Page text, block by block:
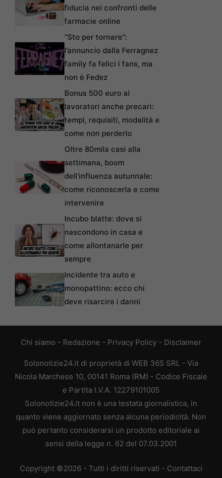
fiducia nei confronti delle
farmacie online
“Sto per tornare”:
l’annuncio dalla Ferragnez
family fa felici i fans, ma
non è Fedez
Bonus 500 euro ai
lavoratori anche precari:
tempi, requisiti, modalità e
come non perderlo
Oltre 80mila casi alla
settimana, boom
dell’influenza autunnale:
come riconoscerla e come
intervenire
Incubo blatte: dove si
nascondono in casa e
come allontanarle per
sempre
Incidente tra auto e
monopattino: ecco chi
deve risarcire i danni
Chi siamo - Redazione - Privacy Policy - Disclaimer
Solonotizie24.it di proprietà di WEB 365 SRL - Via
Nicola Marchese 10, 00141 Roma (RM) - Codice Fiscale
e Partita I.V.A. 12279101005
Solonotizie24.it non è una testata giornalistica, in
quanto viene aggiornato senza alcuna periodicità. Non
può pertanto considerarsi un prodotto editoriale ai
sensi della legge n. 62 del 07.03.2001
Copyright ©2026 - Tutti i diritti riservati - Contattaci